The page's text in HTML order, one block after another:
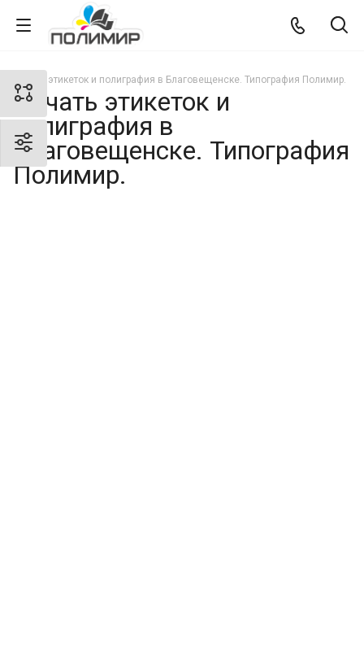
Печать этикеток и полиграфия в Благовещенске. Типография Полимир.
Печать этикеток и
полиграфия в
Благовещенске. Типография
Полимир.